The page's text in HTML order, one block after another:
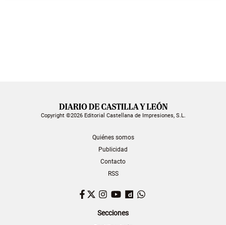
Copyright ©2026 Editorial Castellana de Impresiones, S.L.
Quiénes somos
Publicidad
Contacto
RSS
Facebook
TwitterInstagram
YouTubeDailymotion
Secciones